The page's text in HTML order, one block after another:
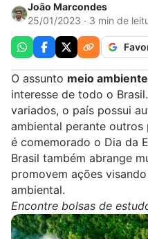
João Marcondes
25/01/2023 · 3 min de
O assunto meio ambiente
interesse de todo o
variados, o país possui
ambiental perante outros
é comemorado o Dia da
Brasil também abrange
promovem ações
ambiental.
Encontre bolsas de